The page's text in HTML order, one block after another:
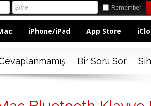
Remember
iPhone/iPad App Store
Bir Soru Sor